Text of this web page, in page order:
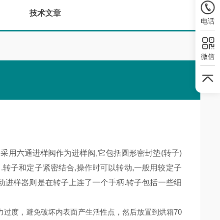
技术文章
用六通进样阀作为进样阀,它包括圆形密封垫(转子)
子和定子紧密结合,操作时可以转动,一般用较定子
样器则是在转子上连了一个手柄.转子包括一些细
度，避免破坏内表面产生活性点，然后放置到烘箱70
电话
微信